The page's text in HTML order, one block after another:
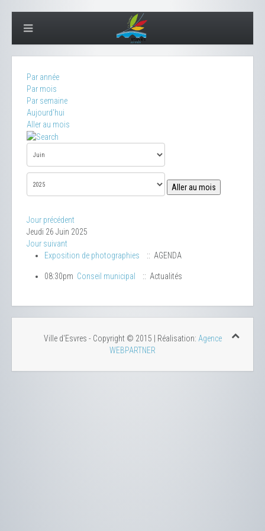
Par année
Par mois
Par semaine
Aujourd'hui
Aller au mois
Aller au mois
Jour précédent
Jeudi 26 Juin 2025
Jour suivant
Exposition de photographies
:: AGENDA
08:30pm Conseil municipal :: Actualités
Ville d'Esvres - Copyright © 2015 | Réalisation: Agence
WEBPARTNER